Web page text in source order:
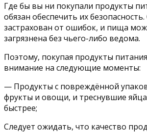
Где бы вы ни покупали продукты
обязан обеспечить их
застрахован от ошибок, и пища
загрязнена без чьего-либо ведома.
Поэтому, покупая продукты
внимание на следующие моменты:
— Продукты с повреждённой
фрукты и овощи, и треснувшие яйца
быстрее;
Следует ожидать, что качество